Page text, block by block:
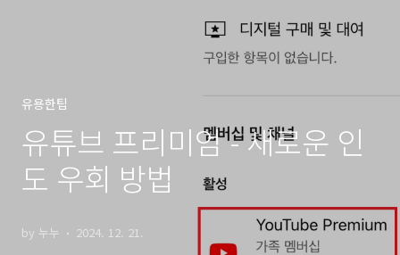
유용한팁
유튜브 프리미엄 - 새로운 인
도 우회 방법
by 누누 2024. 12. 21.